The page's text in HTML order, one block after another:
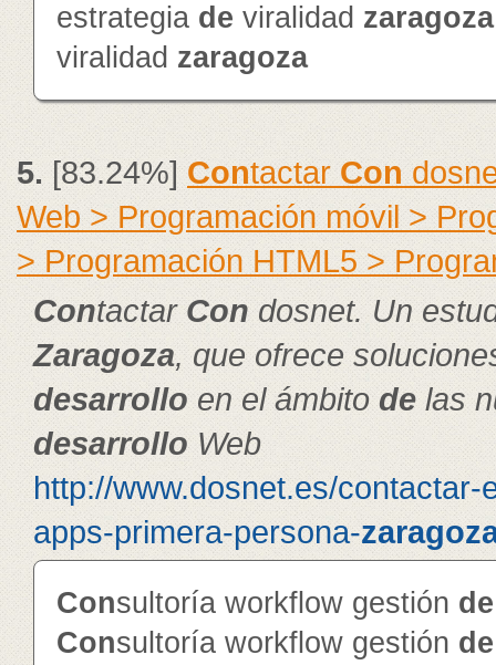
estrategia de viralidad zaragoza
viralidad zaragoza
5.[83.24%]Contactar Con
Web > Programación móvil >
> Programación HTML5 >
Contactar Condosnet. Un
Zaragoza, que ofrece
desarrolloen el ámbitodelas
desarrolloWeb
http://www.dosnet.es/contactar-
apps-primera-persona-
Consultoría workflow gestión de
Consultoría workflow gestión de